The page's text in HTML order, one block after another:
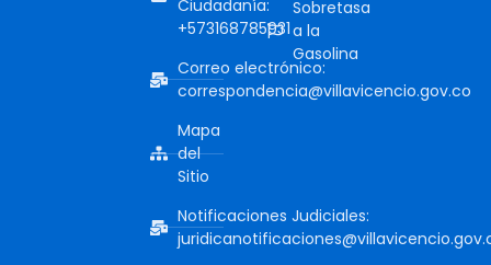
Ciudadanía:
+573168785931
Correo electrónico:
correspondencia@villavicencio.gov.co
Mapa
del
Sitio
Notificaciones Judiciales:
Sobretasa
a la
Gasolina